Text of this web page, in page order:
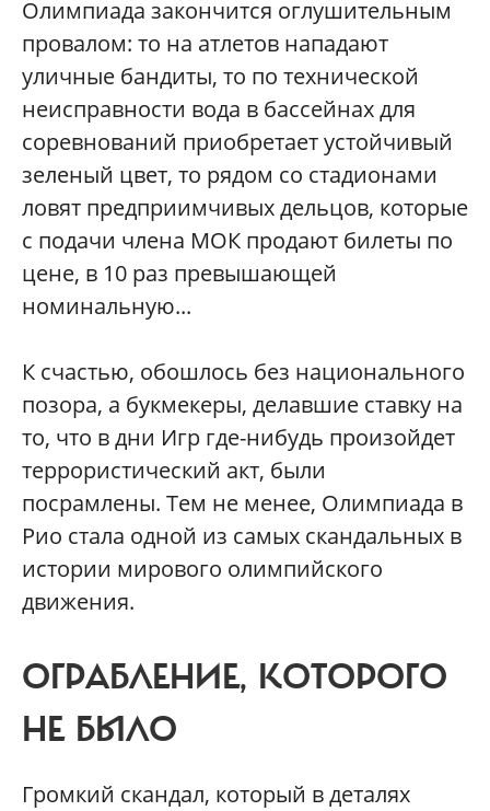
Олимпиада закончится оглушительным
провалом: то на атлетов нападают
уличные бандиты, то по технической
неисправности вода в бассейнах для
соревнований приобретает устойчивый
зеленый цвет, то рядом со стадионами
ловят предприимчивых дельцов, которые
с подачи члена МОК продают билеты по
цене, в 10 раз превышающей
номинальную...
К счастью, обошлось без национального
позора, а букмекеры, делавшие ставку на
то, что в дни Игр где-нибудь произойдет
террористический акт, были
посрамлены. Тем не менее, Олимпиада в
Рио стала одной из самых скандальных в
истории мирового олимпийского
движения.
ОГРАБЛЕНИЕ, КОТОРОГО
НЕ БЫЛО
Громкий скандал, который в деталях